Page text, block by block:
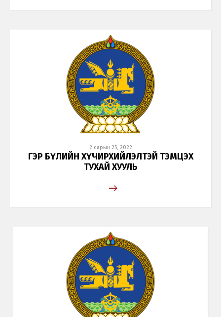
2 сарын 25, 2022
ГЭР БҮЛИЙН ХҮЧИРХИЙЛЭЛТЭЙ ТЭМЦЭХ
ТУХАЙ ХУУЛЬ